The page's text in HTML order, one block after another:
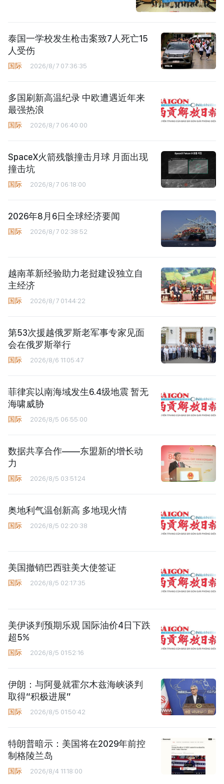
泰国一学校发生枪击案致7人死亡15
人受伤
国际 2026/8/7 07:36:35
多国刷新高温纪录 中欧遭遇近年来
最强热浪
国际 2026/8/7 06:40:00
SpaceX火箭残骸撞击月球 月面出现
撞击坑
国际 2026/8/7 06:18:00
2026年8月6日全球经济要闻
国际 2026/8/7 02:38:52
越南革新经验助力老挝建设独立自
主经济
国际 2026/8/7 01:44:22
第53次援越俄罗斯老军事专家见面
会在俄罗斯举行
国际 2026/8/6 11:05:47
菲律宾以南海域发生6.4级地震 暂无
海啸威胁
国际 2026/8/5 06:55:00
数据共享合作——东盟新的增长动
力
国际 2026/8/5 03:51:24
奥地利气温创新高 多地现火情
国际 2026/8/5 02:20:38
美国撤销巴西驻美大使签证
国际 2026/8/5 02:17:35
美伊谈判预期乐观 国际油价4日下跌
超5%
国际 2026/8/5 01:52:16
伊朗：与阿曼就霍尔木兹海峡谈判
取得“积极进展”
国际 2026/8/5 01:50:42
特朗普暗示：美国将在2029年前控
制格陵兰岛
国际 2026/8/4 11:18:00